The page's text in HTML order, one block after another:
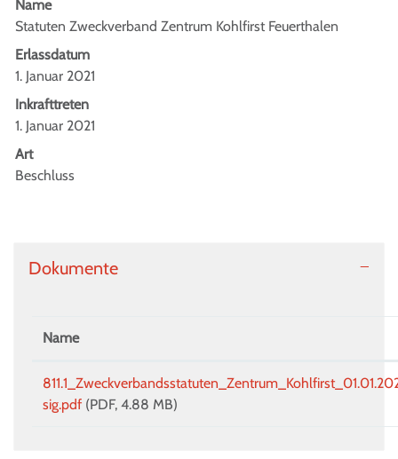
Name
Statuten Zweckverband Zentrum Kohlfirst Feuerthalen
Erlassdatum
1. Januar 2021
Inkrafttreten
1. Januar 2021
Art
Beschluss
Dokumente
Name
sig.pdf (PDF, 4.88 MB)